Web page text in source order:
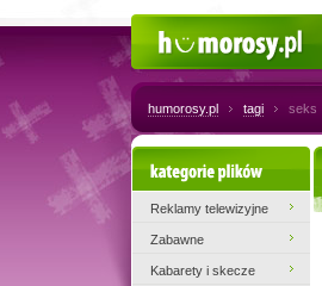
humorosy.pl tagi seks
Kategorie plików
Reklamy telewizyjne
Zabawne
Kabarety i skecze